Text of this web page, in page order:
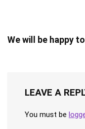
We will be happy
LEAVE A
You must be